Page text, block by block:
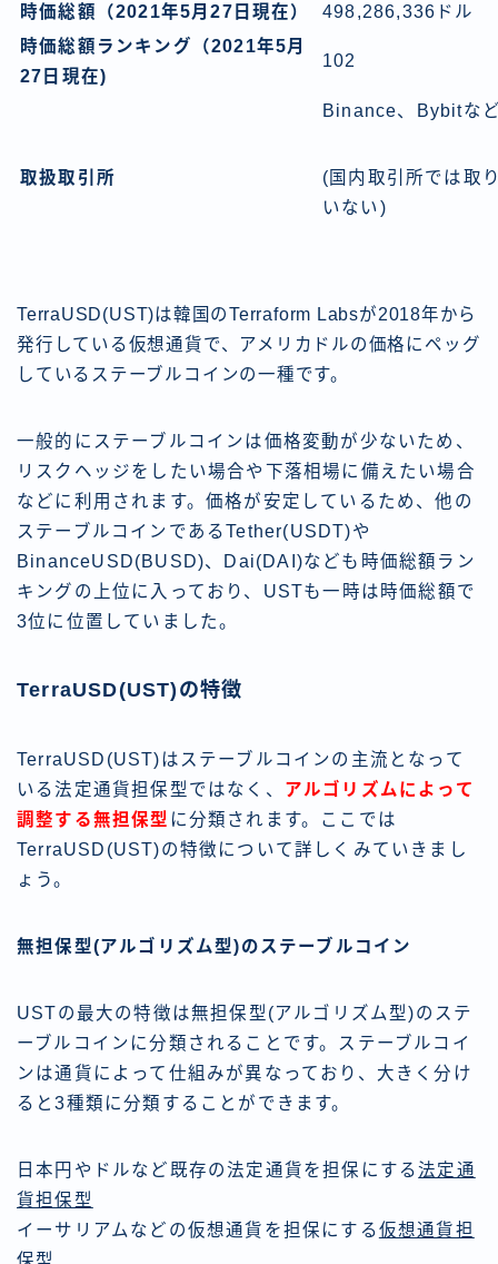
時価総額（2021年5月27日現在）
498,286,336ドル
時価総額ランキング（2021年5月
27日現在)
102
取扱取引所
Binance、Bybitな
(国内取引所では取
いない)
TerraUSD(UST)は韓国のTerraform Labsが2018年から
発行している仮想通貨で、アメリカドルの価格にペッグ
しているステーブルコインの一種です。
一般的にステーブルコインは価格変動が少ないため、
リスクヘッジをしたい場合や下落相場に備えたい場合
などに利用されます。価格が安定しているため、他の
ステーブルコインであるTether(USDT)や
BinanceUSD(BUSD)、Dai(DAI)なども時価総額ラン
キングの上位に入っており、USTも一時は時価総額で
3位に位置していました。
TerraUSD(UST)の特徴
TerraUSD(UST)はステーブルコインの主流となって
いる法定通貨担保型ではなく、 アルゴリズムによって
調整する無担保型 に分類されます。ここでは
TerraUSD(UST)の特徴について詳しくみていきまし
ょう。
無担保型(アルゴリズム型)のステーブルコイン
USTの最大の特徴は無担保型(アルゴリズム型)のステ
ーブルコインに分類されることです。ステーブルコイ
ンは通貨によって仕組みが異なっており、大きく分け
ると3種類に分類することができます。
日本円やドルなど既存の法定通貨を担保にする法定通
貨担保型
イーサリアムなどの仮想通貨を担保にする仮想通貨担
保型